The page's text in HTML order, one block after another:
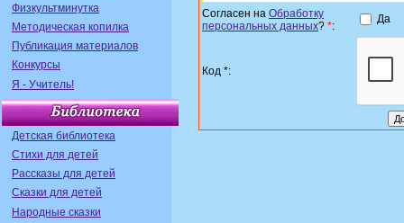
Физкультминутка
Методическая копилка
Публикация материалов
Конкурсы
Я - Учитель!
Детская библиотека
Стихи для детей
Рассказы для детей
Сказки для детей
Народные сказки
Согласен на Обработку
персональных данных? *:
Да
Код *: